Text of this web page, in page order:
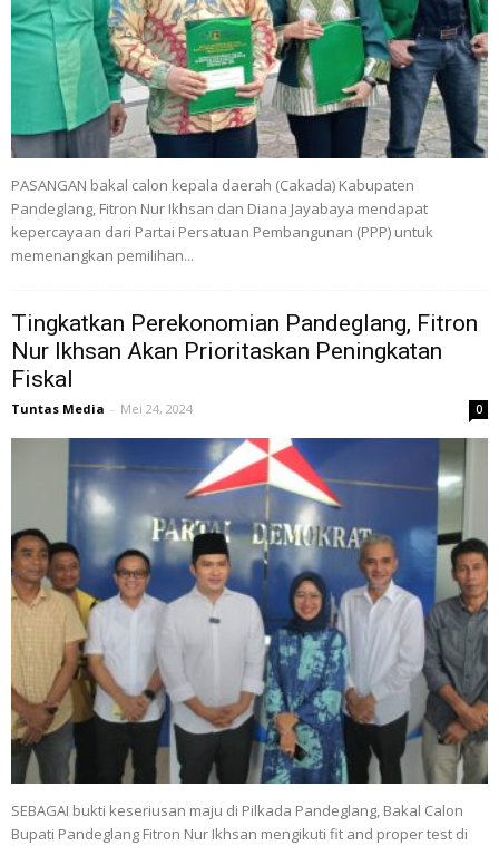
PASANGAN bakal calon kepala daerah (Cakada) Kabupaten
Pandeglang, Fitron Nur Ikhsan dan Diana Jayabaya mendapat
kepercayaan dari Partai Persatuan Pembangunan (PPP) untuk
memenangkan pemilihan...
Tingkatkan Perekonomian Pandeglang, Fitron
Nur Ikhsan Akan Prioritaskan Peningkatan
Fiskal
Tuntas Media - Mei 24, 2024 0
SEBAGAI bukti keseriusan maju di Pilkada Pandeglang, Bakal Calon
Bupati Pandeglang Fitron Nur Ikhsan mengikuti fit and proper test di